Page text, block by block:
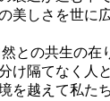
美しさを世に
との共生の在
け隔てなく人
を越えて私た